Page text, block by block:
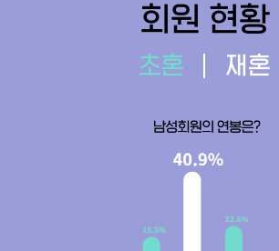
회원 현황
초혼 재혼